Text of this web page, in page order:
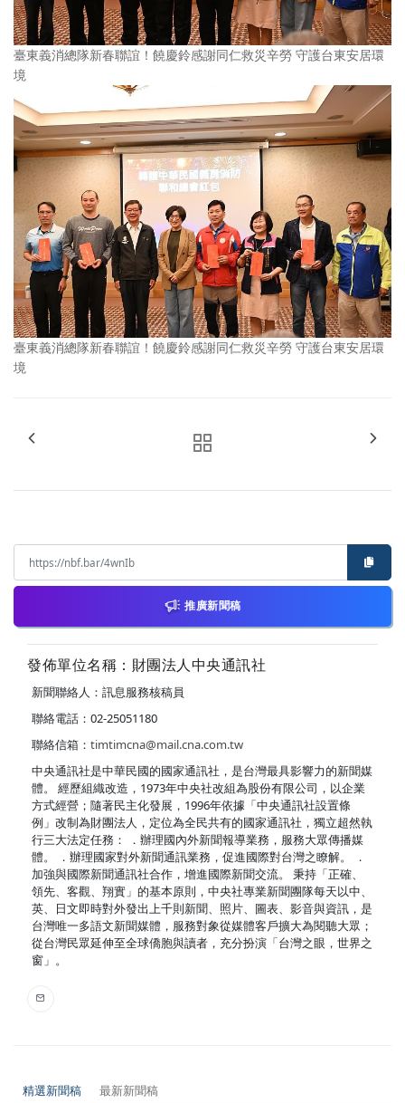
臺東義消總隊新春聯誼！饒慶鈴感謝同仁救災辛勞 守護台東安居環
境
臺東義消總隊新春聯誼！饒慶鈴感謝同仁救災辛勞 守護台東安居環
境
推廣新聞稿
發佈單位名稱：財團法人中央通訊社
新聞聯絡人：訊息服務核稿員
聯絡電話：02-25051180
聯絡信箱： timtimcna@mail.cna.com.tw
中央通訊社是中華民國的國家通訊社，是台灣最具影響力的新聞媒
體。 經歷組織改造，1973年中央社改組為股份有限公司，以企業
方式經營；隨著民主化發展，1996年依據「中央通訊社設置條
例」改制為財團法人，定位為全民共有的國家通訊社，獨立超然執
行三大法定任務： ．辦理國內外新聞報導業務，服務大眾傳播媒
體。 ．辦理國家對外新聞通訊業務，促進國際對台灣之瞭解。 ．
加強與國際新聞通訊社合作，增進國際新聞交流。 秉持「正確、
領先、客觀、翔實」的基本原則，中央社專業新聞團隊每天以中、
英、日文即時對外發出上千則新聞、照片、圖表、影音與資訊，是
台灣唯一多語文新聞媒體，服務對象從媒體客戶擴大為閱聽大眾；
從台灣民眾延伸至全球僑胞與讀者，充分扮演「台灣之眼，世界之
窗」。
精選新聞稿 最新新聞稿